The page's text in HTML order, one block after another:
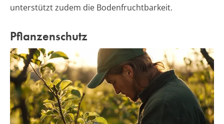
unterstützt zudem die Bodenfruchtbarkeit.
Pflanzenschutz